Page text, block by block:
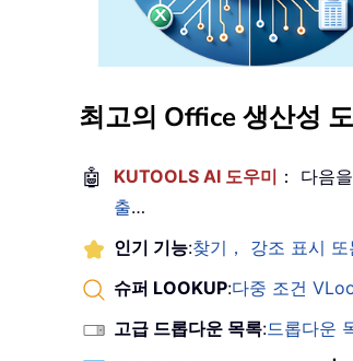
최고의 Office 생산성
🤖 KUTOOLS AI 도우미 ： 다음
출…
인기 기능:찾기， 강조 표시
슈퍼 LOOKUP:다중 조건
고급 드롭다운 목록:드롭다운